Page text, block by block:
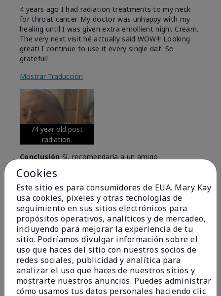
4 years ago I had radiation treatments to my neck
for throat cancer. My doctor was unhappy with my
healing until I was given extra emollient night Cream.
The very next visit hé actually said WOW!!! Looking
great! I continue to use it every single dat. So
grateful!
Mostrar Traducción
74 year old post
radiation.
ConclusiónSí, recomendaría a un amigo
¿Le ha resultado útil esta
opinión?
6 0
Marcar esta opinión
5
Great Night time emollient
Cookies
Este sitio es para consumidores de EUA. Mary Kay
usa cookies, pixeles y otras tecnologías de
seguimiento en sus sitios electrónicos para
propósitos operativos, analíticos y de mercadeo,
incluyendo para mejorar la experiencia de tu
sitio. Podríamos divulgar información sobre el
uso que haces del sitio con nuestros socios de
redes sociales, publicidad y analítica para
analizar el uso que haces de nuestros sitios y
mostrarte nuestros anuncios. Puedes administrar
cómo usamos tus datos personales haciendo clic